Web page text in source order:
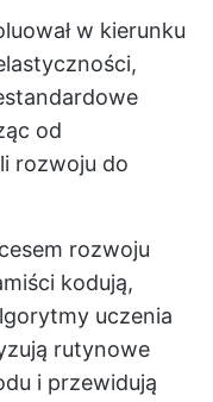
w kierunku
od
rozwoju do
rozwoju
kodują,
uczenia
rutynowe
i przewidują